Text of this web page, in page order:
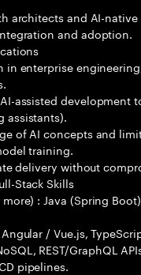
architects and AI-
and adoption.
enterprise
assisted development
assistants).
of AI concepts and
training.
delivery without
Stack Skills
: Java (Spring
/ Vue.js,
REST/GraphQL
pipelines.